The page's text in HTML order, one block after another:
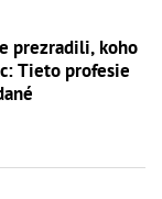
prezradili, koho
Tieto profesie